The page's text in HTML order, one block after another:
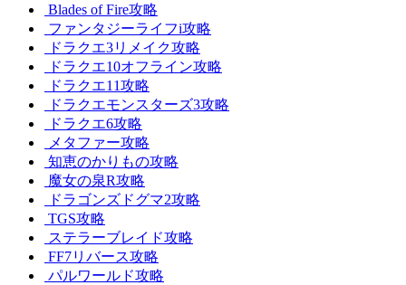
Blades of Fire攻略
ファンタジーライフi攻略
ドラクエ3リメイク攻略
ドラクエ10オフライン攻略
ドラクエ11攻略
ドラクエモンスターズ3攻略
ドラクエ6攻略
メタファー攻略
知恵のかりもの攻略
魔女の泉R攻略
ドラゴンズドグマ2攻略
TGS攻略
ステラーブレイド攻略
FF7リバース攻略
パルワールド攻略